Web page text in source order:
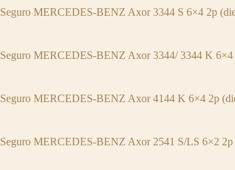
Seguro MERCEDES-BENZ Axor 3344 S 6×4 2p
Seguro MERCEDES-BENZ Axor 3344/ 3344 K 6×4
Seguro MERCEDES-BENZ Axor 4144 K 6×4 2p
Seguro MERCEDES-BENZ Axor 2541 S/LS 6×2 2p